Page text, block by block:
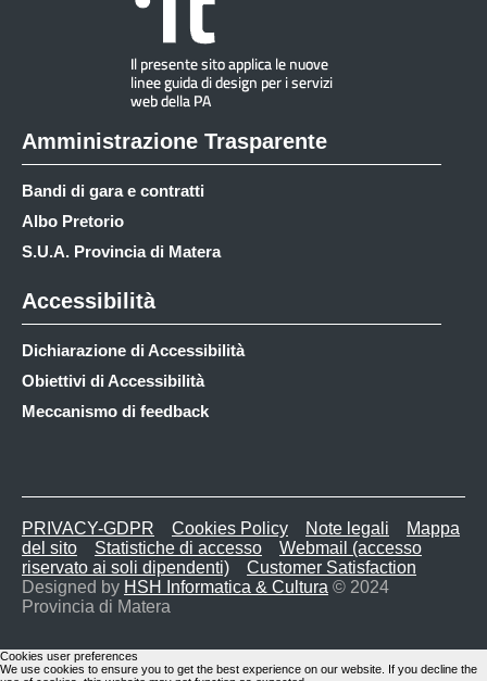
Amministrazione Trasparente
Bandi di gara e contratti
Albo Pretorio
S.U.A. Provincia di Matera
Accessibilità
Dichiarazione di Accessibilità
Obiettivi di Accessibilità
Meccanismo di feedback
PRIVACY-GDPR Cookies Policy Note legali
Mappa
del sito
Statistiche di accesso
Webmail (accesso
riservato ai soli dipendenti)
Customer Satisfaction
Designed by HSH Informatica & Cultura © 2024
Provincia di Matera
Cookies user preferences
We use cookies to ensure you to get the best experience on our website. If you decline the